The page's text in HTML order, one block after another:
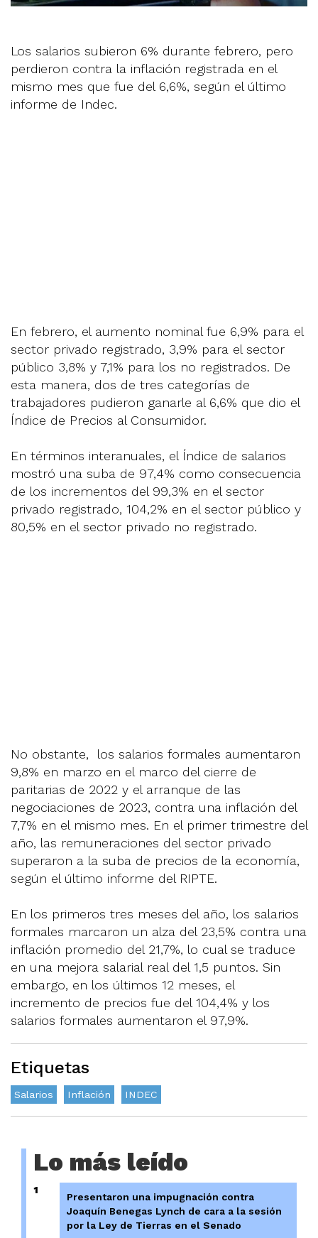
Los salarios subieron 6% durante febrero, pero
perdieron contra la inflación registrada en el
mismo mes que fue del 6,6%, según el último
informe de Indec.
En febrero, el aumento nominal fue 6,9% para el
sector privado registrado, 3,9% para el sector
público 3,8% y 7,1% para los no registrados. De
esta manera, dos de tres categorías de
trabajadores pudieron ganarle al 6,6% que dio el
Índice de Precios al Consumidor.
En términos interanuales, el Índice de salarios
mostró una suba de 97,4% como consecuencia
de los incrementos del 99,3% en el sector
privado registrado, 104,2% en el sector público y
80,5% en el sector privado no registrado.
No obstante, los salarios formales aumentaron
9,8% en marzo en el marco del cierre de
paritarias de 2022 y el arranque de las
negociaciones de 2023, contra una inflación del
7,7% en el mismo mes. En el primer trimestre del
año, las remuneraciones del sector privado
superaron a la suba de precios de la economía,
según el último informe del RIPTE.
En los primeros tres meses del año, los salarios
formales marcaron un alza del 23,5% contra una
inflación promedio del 21,7%, lo cual se traduce
en una mejora salarial real del 1,5 puntos. Sin
embargo, en los últimos 12 meses, el
incremento de precios fue del 104,4% y los
salarios formales aumentaron el 97,9%.
Etiquetas
Salarios Inflación INDEC
Lo más leído
1
Presentaron una impugnación contra
Joaquín Benegas Lynch de cara a la sesión
por la Ley de Tierras en el Senado